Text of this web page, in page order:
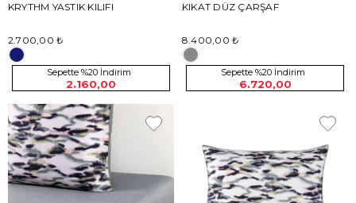
KRYTHM YASTIK KILIFI
2.700,00 ₺
Sepette %20 İndirim
2.160,00
KIKAT DÜZ ÇARŞAF
8.400,00 ₺
Sepette %20 İndirim
6.720,00